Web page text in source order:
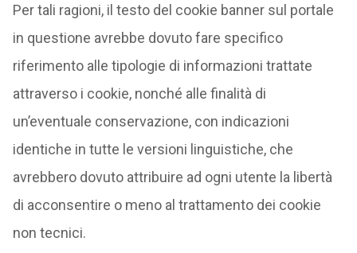
Per tali ragioni, il testo del cookie banner sul portale
in questione avrebbe dovuto fare specifico
riferimento alle tipologie di informazioni trattate
attraverso i cookie, nonché alle finalità di
un’eventuale conservazione, con indicazioni
identiche in tutte le versioni linguistiche, che
avrebbero dovuto attribuire ad ogni utente la libertà
di acconsentire o meno al trattamento dei cookie
non tecnici.